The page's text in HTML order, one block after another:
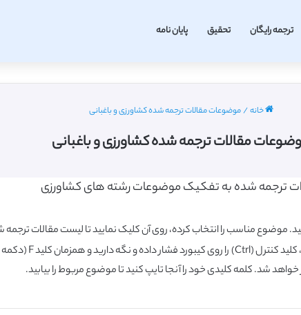
ترجمه رایگان تحقیق پایان نامه
خانه/موضوعات مقالات ترجمه شده کشاورزی و باغبانی
مقالات ترجمه شده کشاورزی و باغبانی
ترجمه شده به تفکیک موضوعات رشته های کشاورزی
مناسب را انتخاب کرده، روی آن کلیک نمایید تا لیست مقالات ترجمه
خواهد شد. کلمه کلیدی خود را آنجا تایپ کنید تا موضوع مربوط را بیابید.